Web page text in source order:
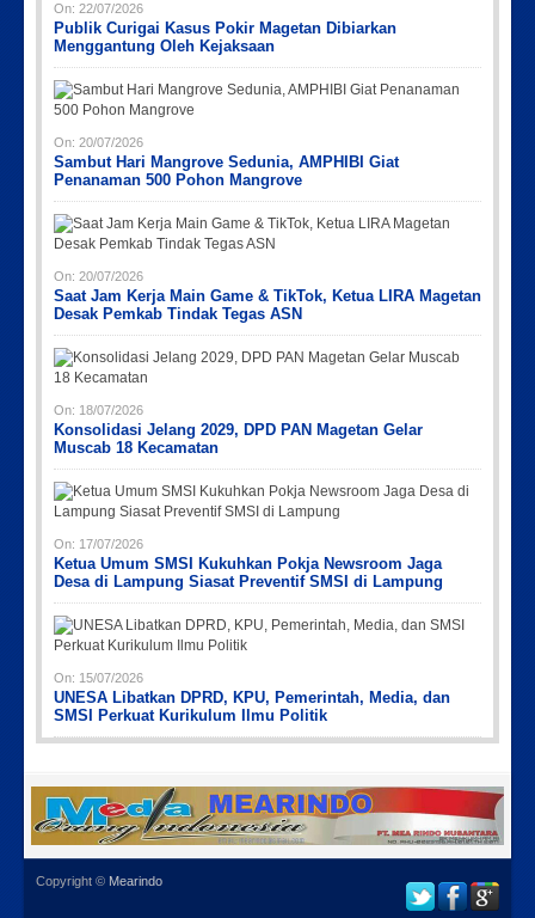
On: 22/07/2026
Publik Curigai Kasus Pokir Magetan Dibiarkan
Menggantung Oleh Kejaksaan
On: 20/07/2026
Sambut Hari Mangrove Sedunia, AMPHIBI Giat
Penanaman 500 Pohon Mangrove
On: 20/07/2026
Saat Jam Kerja Main Game & TikTok, Ketua LIRA Magetan
Desak Pemkab Tindak Tegas ASN
On: 18/07/2026
Konsolidasi Jelang 2029, DPD PAN Magetan Gelar
Muscab 18 Kecamatan
On: 17/07/2026
Ketua Umum SMSI Kukuhkan Pokja Newsroom Jaga
Desa di Lampung Siasat Preventif SMSI di Lampung
On: 15/07/2026
UNESA Libatkan DPRD, KPU, Pemerintah, Media, dan
SMSI Perkuat Kurikulum Ilmu Politik
Copyright © Mearindo